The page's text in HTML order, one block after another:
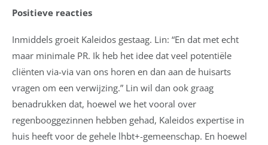
Positieve reacties
Inmiddels groeit Kaleidos gestaag. Lin: “En dat met echt
maar minimale PR. Ik heb het idee dat veel potentiële
cliënten via-via van ons horen en dan aan de huisarts
vragen om een verwijzing.” Lin wil dan ook graag
benadrukken dat, hoewel we het vooral over
regenbooggezinnen hebben gehad, Kaleidos expertise in
huis heeft voor de gehele lhbt+-gemeenschap. En hoewel